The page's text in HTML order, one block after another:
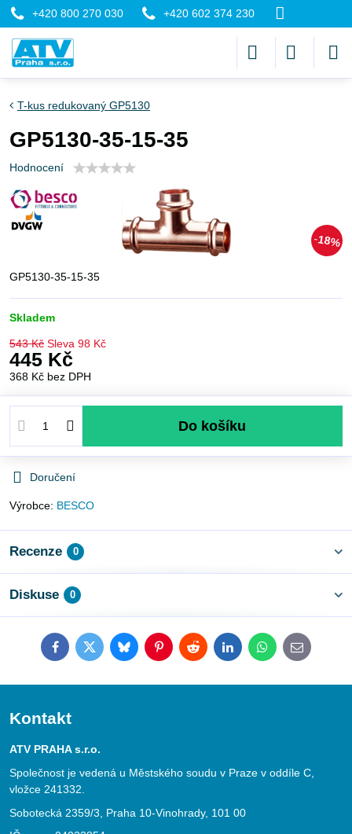
+420 800 270 030 +420 602 374 230
18%
T-kus redukovaný GP5130
GP5130-35-15-35
Hodnocení
GP5130-35-15-35
Skladem
543 Kč Sleva 98 Kč
445 Kč
368 Kč bez DPH
Do košíku
Doručení
Výrobce: BESCO
Recenze 0
Diskuse 0
FacebookTwitterBlueskyPinterestRedditLinkedInWhatsApp
E-
mail
Kontakt
ATV PRAHA s.r.o.
Společnost je vedená u Městského soudu v Praze v oddíle C,
vložce 241332.
Sobotecká 2359/3, Praha 10-Vinohrady, 101 00